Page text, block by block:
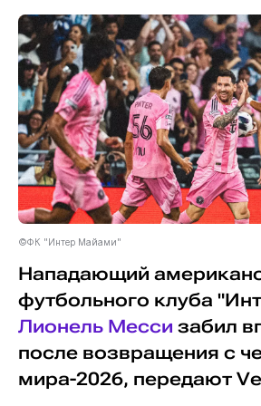
©ФК "Интер Майами"
Нападающий
футбольного клуба
Лионель Месси забил
после возвращения с
мира-2026, передают